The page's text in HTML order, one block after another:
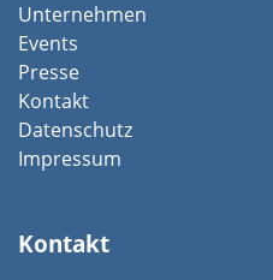
Unternehmen
Events
Presse
Kontakt
Datenschutz
Impressum
Kontakt